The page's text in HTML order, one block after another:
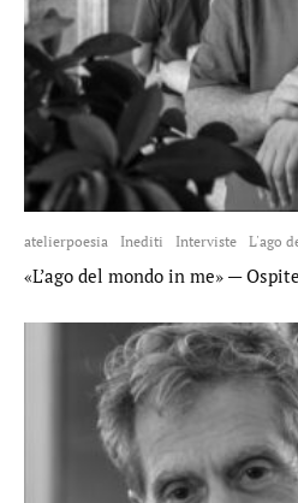
atelierpoesia Inediti Interviste L'ago
«L’ago del mondo in me» —